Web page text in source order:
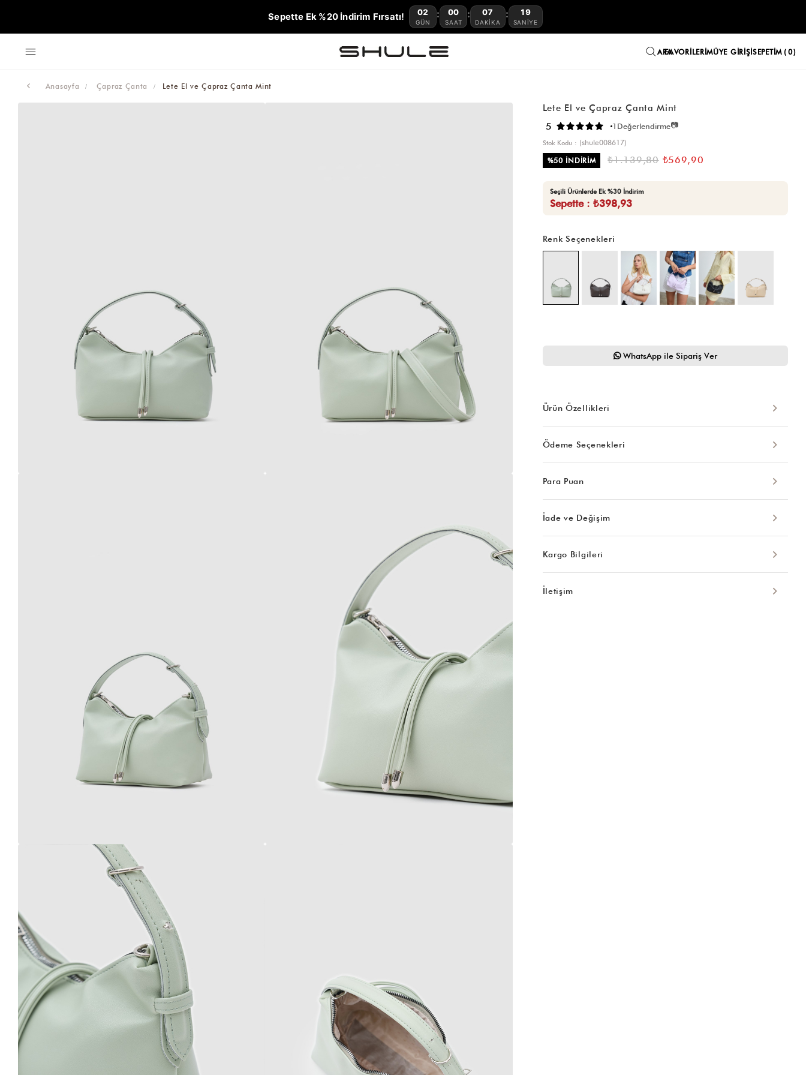
Sepette Ek %20 İndirim Fırsatı! 02
GÜN
: 00
SAAT
: 07
DAKIKA
: 18
SANIYE
FAVORILERIMÜYE GIRIŞISEPETIM 0
Anasayfa Çapraz Çanta Lete El ve Çapraz Çanta Mint
Lete El ve Çapraz Çanta Mint
5 1 Değerlendirme📷
Stok Kodu
(shule008617)
%50İNDIRIM ₺1.139,80 ₺569,90
Seçili Ürünlerde Ek %30 İndirim
Sepette : ₺398,93
Renk Seçenekleri
WhatsApp ile Sipariş Ver
Ürün Özellikleri
Ödeme Seçenekleri
Para Puan
İade ve Değişim
Kargo Bilgileri
İletişim